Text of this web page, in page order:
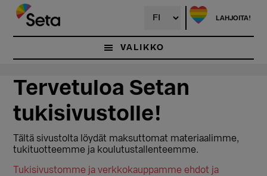
Hyppää
pääsisältöön
LAHJOITA!
VALIKKO
Tervetuloa Setan
tukisivustolle!
Tältä sivustolta löydät maksuttomat materiaalimme,
tukituotteemme ja koulutustallenteemme.
Tukisivustomme ja verkkokauppamme ehdot ja